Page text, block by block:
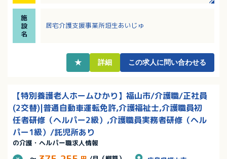
す！
施
設
名
居宅介護支援事業所垣生あいじゅ
★ 詳細 この求人に問い合わせる
【特別養護老人ホームひかり】福山市/介護職/正社員
(2交替)|普通自動車運転免許,介護福祉士,介護職員初
任者研修（ヘルパー2級）,介護職員実務者研修（ヘル
パー1級）/託児所あり
の介護・ヘルパー職求人情報